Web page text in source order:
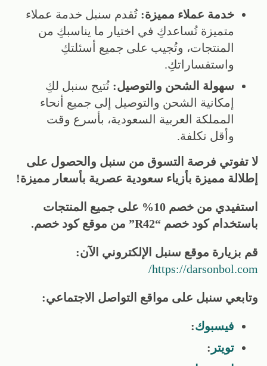
خدمة عملاء مميزة: تُقدم سنبل خدمة عملاء
متميزة تُساعدكِ في اختيار ما يناسبكِ من
المنتجات، وتُجيب على جميع أسئلتكِ
واستفساراتكِ.
سهولة الشحن والتوصيل: تُتيح سنبل لكِ
إمكانية الشحن والتوصيل إلى جميع أنحاء
المملكة العربية السعودية، بأسرع وقت
وأقل تكلفة.
لا تفوتي فرصة التسوق من سنبل والحصول على
إطلالة مميزة بأزياء سعودية عصرية بأسعار مميزة!
استفيدي من خصم 10% على جميع المنتجات
باستخدام كود خصم “R42” من موقع كود خصم.
قم بزيارة موقع سنبل الإلكتروني الآن:
https://darsonbol.com/
وتابعي سنبل على مواقع التواصل الاجتماعي:
فيسبوك:
تويتر :